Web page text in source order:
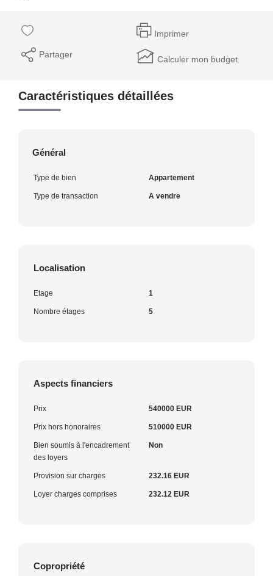
Imprimer
Partager Calculer mon budget
Caractéristiques détaillées
Général
Type de bien Appartement
Type de transaction A vendre
Localisation
Etage 1
Nombre étages 5
Aspects financiers
Prix 540000 EUR
Prix hors honoraires 510000 EUR
Bien soumis à l'encadrement
des loyers
Non
Provision sur charges 232.16 EUR
Loyer charges comprises 232.12 EUR
Copropriété